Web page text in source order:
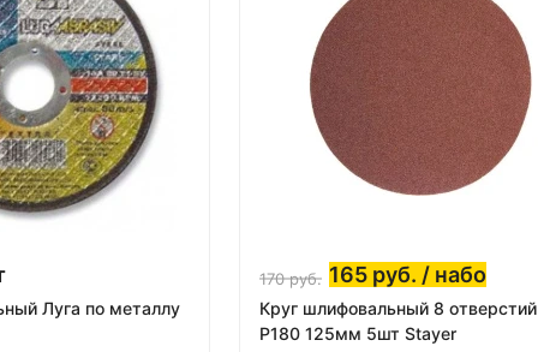
Луга по металлу
170руб. 165 руб. / набо
Круг шлифовальный 8 отверстий
Р180 125мм 5шт Stayer